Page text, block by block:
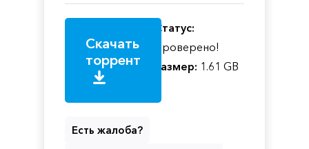
Скачать
торрент
Статус:
Проверено!
Размер: 1.61 GB
Есть жалоба?